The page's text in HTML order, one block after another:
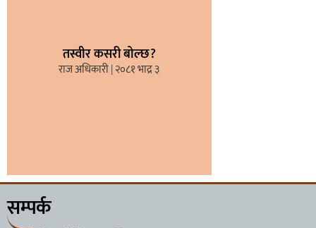
तस्वीर कसरी बोल्छ?
राज अधिकारी २०८१ भाद्र ३
सम्पर्क